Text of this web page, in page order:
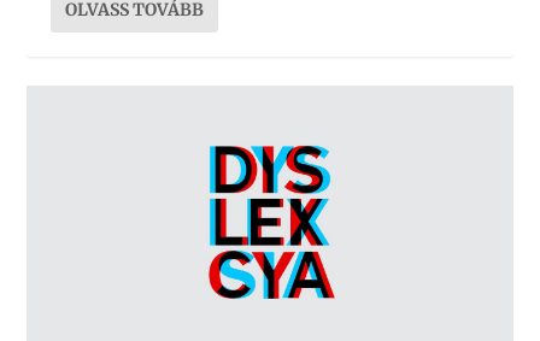
OLVASS TOVÁBB